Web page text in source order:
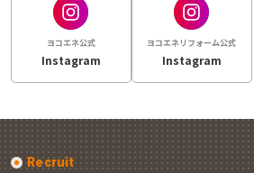
ヨコエネ公式
Instagram
ヨコエネリフォーム公式
Instagram
Recruit